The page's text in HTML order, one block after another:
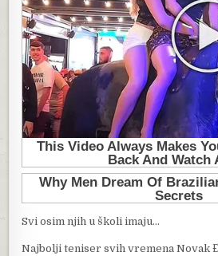
Svi osim njih u školi imaju…
Najbolji teniser svih vremena Novak